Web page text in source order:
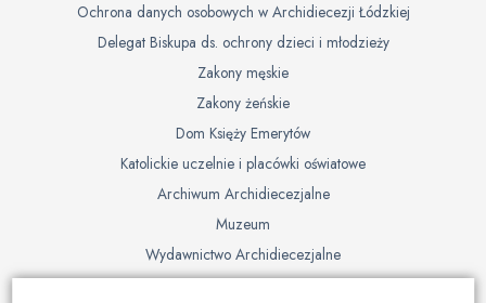
Ochrona danych osobowych w Archidiecezji Łódzkiej
Delegat Biskupa ds. ochrony dzieci i młodzieży
Zakony męskie
Zakony żeńskie
Dom Księży Emerytów
Katolickie uczelnie i placówki oświatowe
Archiwum Archidiecezjalne
Muzeum
Wydawnictwo Archidiecezjalne
Cmentarze